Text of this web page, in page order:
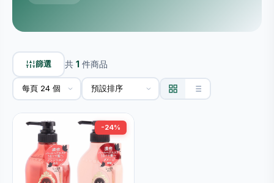
篩選 共 1 件商品
-24%